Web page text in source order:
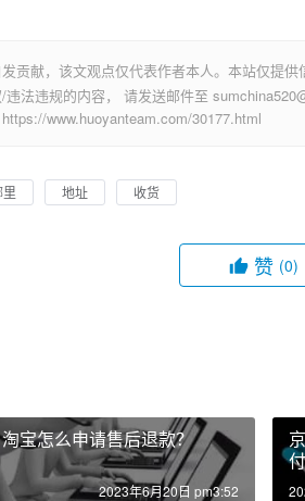
贡献，该文观点仅代表作者本人。本站仅提
法违规的内容， 请发送邮件至
www.huoyanteam.com/30177.html
里 地址 收货
赞 (0)
宝怎么申请售后退款？
2023年6月20日 pm3:52